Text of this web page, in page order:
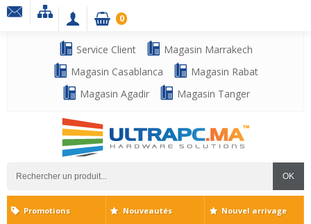
Service Client
Magasin Marrakech
Magasin Casablanca
Magasin Rabat
Magasin Agadir
Magasin Tanger
OK
0
Promotions Nouveautés Nouvel arrivage